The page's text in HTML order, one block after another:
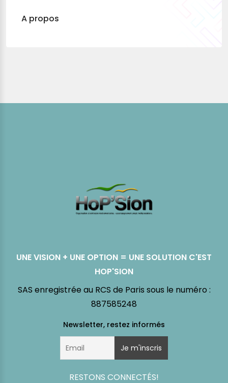
A propos
UNE VISION + UNE OPTION = UNE SOLUTION C'EST
HOP'SION
SAS enregistrée au RCS de Paris sous le numéro :
887585248
RESTONS CONNECTÉS!